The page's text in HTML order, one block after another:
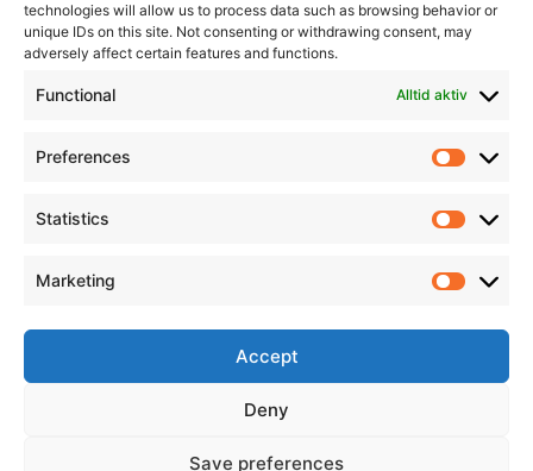
technologies will allow us to process data such as browsing behavior or
unique IDs on this site. Not consenting or withdrawing consent, may
adversely affect certain features and functions.
Functional Alltid aktiv
Preferences
Statistics
Marketing
Accept
Deny
Save preferences
Informasjon